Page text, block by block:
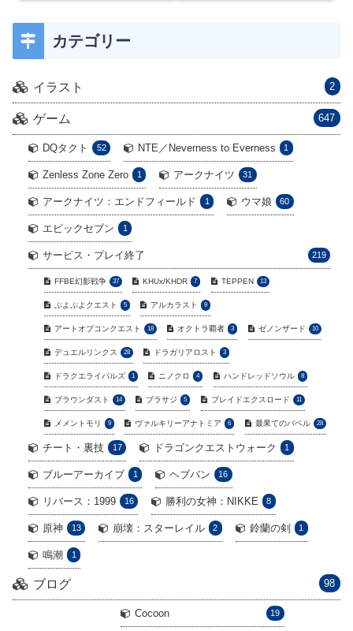
カテゴリー
イラスト 2
ゲーム 647
DQタクト 52 NTE／Neverness to Everness 1
Zenless Zone Zero 1 アークナイツ 31
アークナイツ：エンドフィールド 1 ウマ娘 60
エピックセブン 1
サービス・プレイ終了 219
FFBE幻影戦争 37 KHUx/KHDR 7 TEPPEN 13
ぷよぷよクエスト 5 アルカラスト 9
アートオブコンクエスト 18 オクトラ覇者 3 ゼノンザード 10
デュエルリンクス 28 ドラガリアロスト 3
ドラクエライバルズ 1 ニノクロ 4 ハンドレッドソウル 8
ブラウンダスト 14 ブラサジ 5 ブレイドエクスロード 11
メメントモリ 9 ヴァルキリーアナトミア 6 最果てのバベル 28
チート・裏技 17 ドラゴンクエストウォーク 1
ブルーアーカイブ 1 ヘブバン 16
リバース：1999 16 勝利の女神：NIKKE 8
原神 13 崩壊：スターレイル 2 鈴蘭の剣 1
鳴潮 1
ブログ 98
Cocoon 19